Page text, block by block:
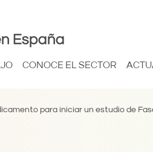
España
CONOCE EL SECTOR
para iniciar un estudio de